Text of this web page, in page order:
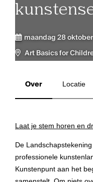
maandag 28
Art Basics for
Over Locatie
Laat je stem horen en
De
professionele
Kunstenpunt aan het